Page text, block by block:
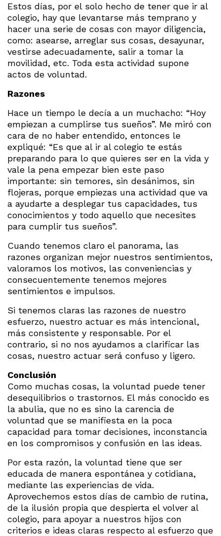
Estos días, por el solo hecho de tener que ir al
colegio, hay que levantarse más temprano y
hacer una serie de cosas con mayor diligencia,
como: asearse, arreglar sus cosas, desayunar,
vestirse adecuadamente, salir a tomar la
movilidad, etc. Toda esta actividad supone
actos de voluntad.
Razones
Hace un tiempo le decía a un muchacho: “Hoy
empiezan a cumplirse tus sueños”. Me miró con
cara de no haber entendido, entonces le
expliqué: “Es que al ir al colegio te estás
preparando para lo que quieres ser en la vida y
vale la pena empezar bien este paso
importante: sin temores, sin desánimos, sin
flojeras, porque empiezas una actividad que va
a ayudarte a desplegar tus capacidades, tus
conocimientos y todo aquello que necesites
para cumplir tus sueños”.
Cuando tenemos claro el panorama, las
razones organizan mejor nuestros sentimientos,
valoramos los motivos, las conveniencias y
consecuentemente tenemos mejores
sentimientos e impulsos.
Si tenemos claras las razones de nuestro
esfuerzo, nuestro actuar es más intencional,
más consistente y responsable. Por el
contrario, si no nos ayudamos a clarificar las
cosas, nuestro actuar será confuso y ligero.
Conclusión
Como muchas cosas, la voluntad puede tener
desequilibrios o trastornos. El más conocido es
la abulia, que no es sino la carencia de
voluntad que se manifiesta en la poca
capacidad para tomar decisiones, inconstancia
en los compromisos y confusión en las ideas.
Por esta razón, la voluntad tiene que ser
educada de manera espontánea y cotidiana,
mediante las experiencias de vida.
Aprovechemos estos días de cambio de rutina,
de la ilusión propia que despierta el volver al
colegio, para apoyar a nuestros hijos con
criterios e ideas claras respecto al esfuerzo que